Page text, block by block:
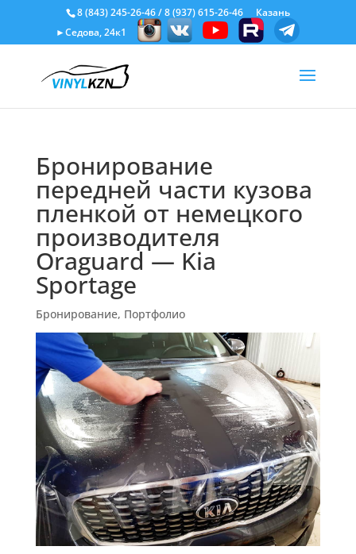
8 (843) 245-26-46/8 (937) 615-26-46
Казань
►Седова, 24к1
Бронирование
передней части кузова
пленкой от немецкого
производителя
Oraguard — Kia
Sportage
Бронирование, Портфолио